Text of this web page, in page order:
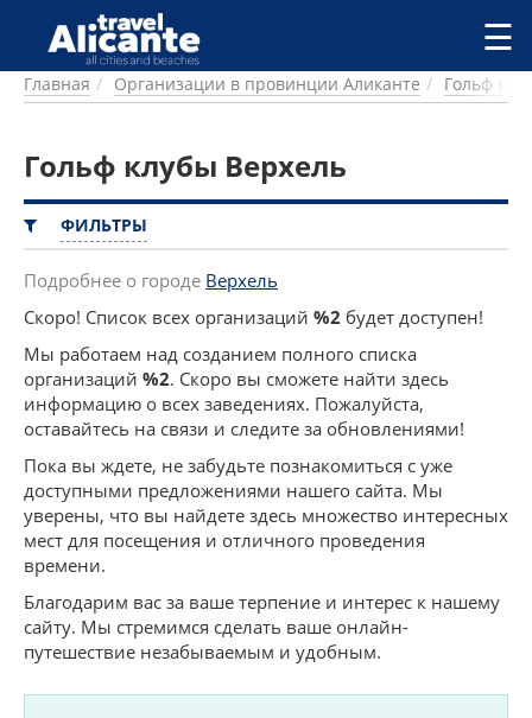
Перейти к основному содержанию
ГОРОДА
ПИТАНИЕ
ПРОЖИВАНИЕ
ПЛЯЖИ
ДОСТОПРИМЕЧАТЕЛЬНОСТИ
КЕМПИНГ
КОМАРКИ (РАЙОНЫ)
РЕЦЕПТЫ
ПРЕДЛОЖЕНИЯ
СТАТЬИ
УСЛУГИ
☰
Главная Организации в провинции Аликанте Гольф
Гольф клубы Верхель
ФИЛЬТРЫ
Подробнее о городе Верхель
Скоро! Список всех организаций %2 будет доступен!
Мы работаем над созданием полного списка
организаций %2. Скоро вы сможете найти здесь
информацию о всех заведениях. Пожалуйста,
оставайтесь на связи и следите за обновлениями!
Пока вы ждете, не забудьте познакомиться с уже
доступными предложениями нашего сайта. Мы
уверены, что вы найдете здесь множество интересных
мест для посещения и отличного проведения
времени.
Благодарим вас за ваше терпение и интерес к нашему
сайту. Мы стремимся сделать ваше онлайн-
путешествие незабываемым и удобным.